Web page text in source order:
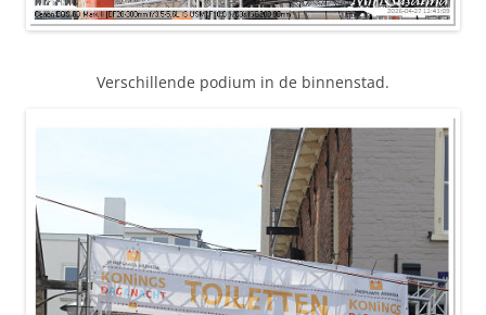
Verschillende podium in de binnenstad.